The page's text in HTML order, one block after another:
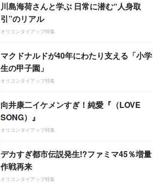
川島海荷さんと学ぶ 日常に潜む“人身取
引”のリアル
オリコンタイアップ特集
マクドナルドが40年にわたり支える「小学
生の甲子園」
オリコンタイアップ特集
向井康二イケメンすぎ！純愛『（LOVE
SONG）』
オリコンタイアップ特集
デカすぎ都市伝説発生!?ファミマ45％増量
作戦再来
オリコンタイアップ特集